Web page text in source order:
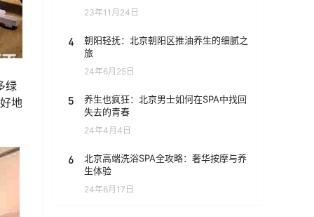
绿
地
23年11月24日
4
朝阳轻抚：北京朝阳区推油养生的细腻之
旅
24年6月25日
5
养生也疯狂：北京男士如何在SPA中找回
失去的青春
24年4月4日
6
北京高端洗浴SPA全攻略：奢华按摩与养
生体验
24年6月17日